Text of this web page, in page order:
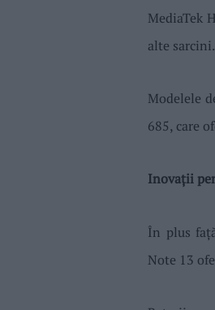
MediaTek
alte sarcini.
Modelele
685, care
Inovații
În plus
Note 13